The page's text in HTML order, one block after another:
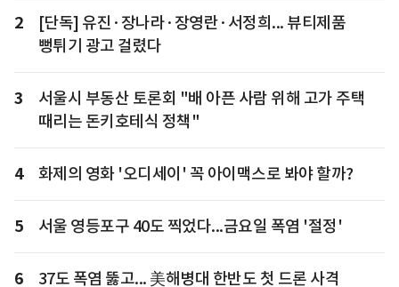
2
[단독] 유진·장나라·장영란·서정희... 뷰티제품
뻥튀기 광고 걸렸다
3
서울시 부동산 토론회 "배 아픈 사람 위해 고가 주택
때리는 돈키호테식 정책"
4 화제의 영화 '오디세이' 꼭 아이맥스로 봐야 할까?
5 서울 영등포구 40도 찍었다...금요일 폭염 '절정'
6 37도 폭염 뚫고... 美해병대 한반도 첫 드론 사격